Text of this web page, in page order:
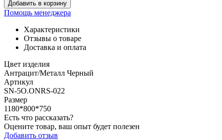
Добавить в корзину
Помощь менеджера
Характеристики
Отзывы о товаре
Доставка и оплата
Цвет изделия
Антрацит/Металл Черный
Артикул
SN-5O.ONRS-022
Размер
1180*800*750
Есть что рассказать?
Оцените товар, ваш опыт будет полезен
Добавить отзыв